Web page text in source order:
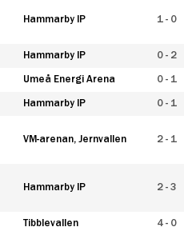
Hammarby IP 1 - 0
Hammarby IP 0 - 2
Umeå Energi Arena 0 - 1
Hammarby IP 0 - 1
VM-arenan, Jernvallen 2 - 1
Hammarby IP 2 - 3
Tibblevallen 4 - 0